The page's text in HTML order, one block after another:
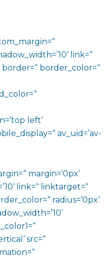
link=“
border_color=“
left‘
av_uid=’av-
margin=’0px‘
link=“ linktarget=“
radius=’0px‘
src=“